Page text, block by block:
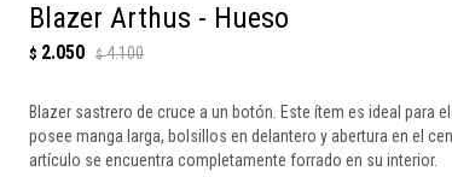
Blazer Arthus - Hueso
$ 2.050 $ 4.100
Blazer sastrero de cruce a un botón. Este ítem es ideal para
posee manga larga, bolsillos en delantero y abertura en el
artículo se encuentra completamente forrado en su interior.